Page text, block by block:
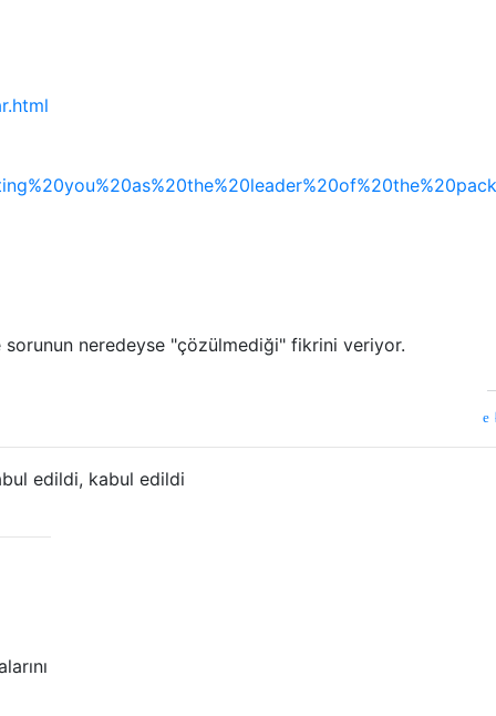
neredeyse "çözülmediği" fikrini veriyor.
edildi, kabul edildi